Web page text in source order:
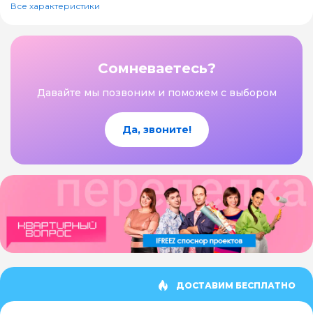
Все характеристики
Сомневаетесь?
Давайте мы позвоним и поможем с выбором
Да, звоните!
ДОСТАВИМ БЕСПЛАТНО